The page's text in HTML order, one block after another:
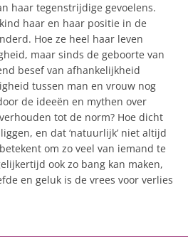
haar tegenstrijdige gevoelens.
haar en haar positie in de
Hoe ze heel haar leven
maar sinds de geboorte van
besef van afhankelijkheid
tussen man en vrouw nog
de ideeën en mythen over
tot de norm? Hoe dicht
en dat ‘natuurlijk’ niet altijd
om zo veel van iemand te
ook zo bang kan maken,
en geluk is de vrees voor verlies